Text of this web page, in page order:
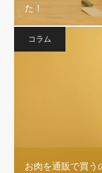
た！
コラム
お肉を通販で買う